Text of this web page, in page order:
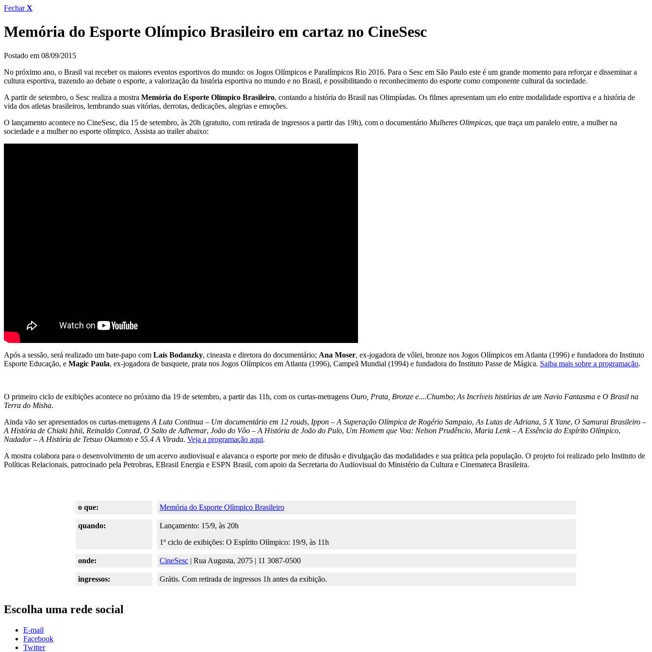
FecharX
Memória do Esporte Olímpico Brasileiro em cartaz no CineSesc
Postado em 08/09/2015
No próximo ano, o Brasil vai receber os maiores eventos esportivos do mundo: os Jogos Olímpicos e Paralímpicos Rio 2016. Para o Sesc em São Paulo este é um grande momento para reforçar e disseminar a
cultura esportiva, trazendo ao debate o esporte, a valorização da história esportiva no mundo e no Brasil, e possibilitando o reconhecimento do esporte como componente cultural da sociedade.
A partir de setembro, o Sesc realiza a mostra Memória do Esporte Olímpico Brasileiro, contando a história do Brasil nas Olimpíadas. Os filmes apresentam um elo entre modalidade esportiva e a história de
vida dos atletas brasileiros, lembrando suas vitórias, derrotas, dedicações, alegrias e emoções.
O lançamento acontece no CineSesc, dia 15 de setembro, às 20h (gratuito, com retirada de ingressos a partir das 19h), com o documentário Mulheres Olimpicas, que traça um paralelo entre, a mulher na
sociedade e a mulher no esporte olímpico. Assista ao trailer abaixo:
Após a sessão, será realizado um bate-papo com Laís Bodanzky, cineasta e diretora do documentário; Ana Moser, ex-jogadora de vôlei, bronze nos Jogos Olímpicos em Atlanta (1996) e fundadora do Instituto
Esporte Educação, e Magic Paula, ex-jogadora de basquete, prata nos Jogos Olímpicos em Atlanta (1996), Campeã Mundial (1994) e fundadora do Instituto Passe de Mágica. Saiba mais sobre a programação.
O primeiro ciclo de exibições acontece no próximo dia 19 de setembro, a partir das 11h, com os curtas-metragens Ouro, Prata, Bronze e....Chumbo; As Incríveis histórias de um Navio Fantasma e O Brasil na
Terra do Misha.
Ainda vão ser apresentados os curtas-metragens A Luta Continua – Um documentário em 12 rouds, Ippon – A Superação Olímpica de Rogério Sampaio, As Lutas de Adriana, 5 X Yane, O Samurai Brasileiro –
A História de Chiaki Ishii, Reinaldo Conrad, O Salto de Adhemar, João do Vôo – A História de João do Pulo, Um Homem que Voa: Nelson Prudêncio, Maria Lenk – A Essência do Espírito Olímpico,
Nadador – A História de Tetsuo Okamoto e 55.4 A Virada. Veja a programação aqui.
A mostra colabora para o desenvolvimento de um acervo audiovisual e alavanca o esporte por meio de difusão e divulgação das modalidades e sua prática pela população. O projeto foi realizado pelo Instituto de
Políticas Relacionais, patrocinado pela Petrobras, EBrasil Energia e ESPN Brasil, com apoio da Secretaria do Audiovisual do Ministério da Cultura e Cinemateca Brasileira.
o que: Memória do Esporte Olímpico Brasileiro
quando:
Lançamento: 15/9, às 20h
1º ciclo de exibições: O Espírito Olímpico: 19/9, às 11h
onde: CineSesc | Rua Augusta, 2075 | 11 3087-0500
ingressos: Grátis. Com retirada de ingressos 1h antes da exibição.
Escolha uma rede social
E-mail
Facebook
Twitter